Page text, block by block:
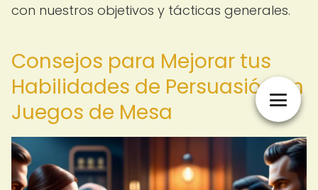
con nuestros objetivos y tácticas generales.
Consejos para Mejorar tus
Habilidades de Persuasión en
Juegos de Mesa